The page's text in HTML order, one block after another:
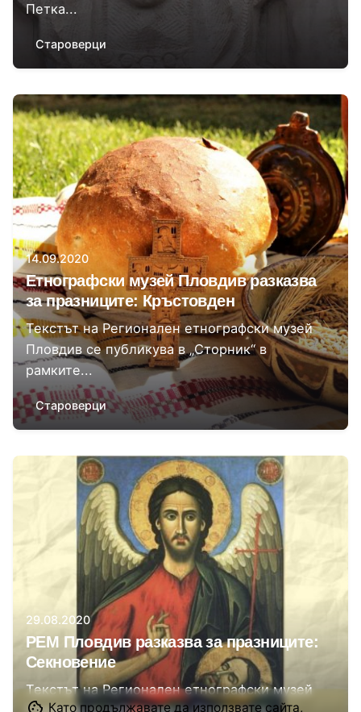
Петка...
Староверци
Автор
Регионален етнографски музей Пловдив
14.09.2020
Етнографски музей Пловдив разказва
за празниците: Кръстовден
Текстът на Регионален етнографски музей
Пловдив се публикува в „Сторник“ в
рамките...
Староверци
Автор
Регионален етнографски музей Пловдив
29.08.2020
РЕМ Пловдив разказва за празниците:
Секновение
Текстът на Регионален етнографски музей
Като продължавате да използвате сайта,